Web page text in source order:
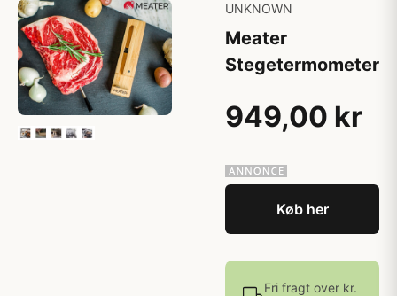
UNKNOWN
Meater
Stegetermometer
949,00 kr
Køb her
Fri fragt over kr.